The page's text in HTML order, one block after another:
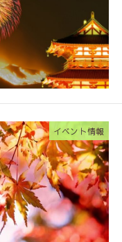
イベント情報